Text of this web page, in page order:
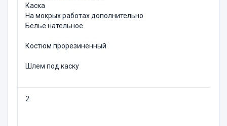
Каска
На мокрых работах допол­нительно
Белье нательное
Костюм прорезиненный
Шлем под каску
2